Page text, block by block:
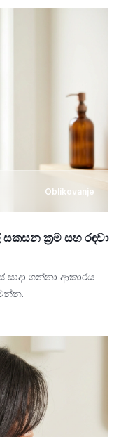
Oblikovanje
ක්‍රම සහ රඳවා
ගන්නා ආකාරය